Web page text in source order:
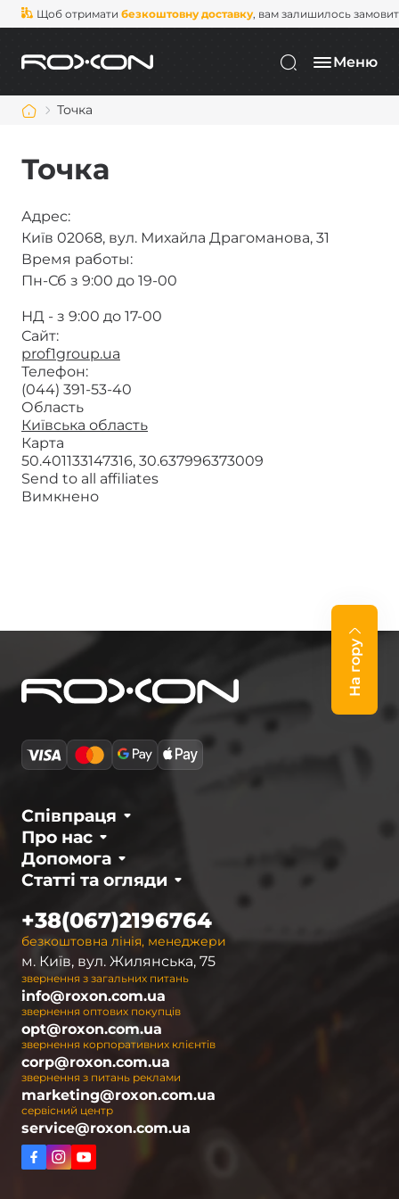
Щоб отримати безкоштовну доставку, вам залишилось
Меню
Точка
Точка
Адрес:
Київ 02068, вул. Михайла Драгоманова, 31
Время работы:
Пн-Сб з 9:00 до 19-00
НД - з 9:00 до 17-00
Сайт:
prof1group.ua
Телефон:
(044) 391-53-40
Область
Київська область
Карта
50.401133147316, 30.637996373009
Send to all affiliates
Вимкнено
На гору
Про нас
Співпраця
Статті та огляди
Допомога
безкоштовна лінія, менеджери
+38(067)2196764
м. Київ, вул. Жилянська, 75
звернення з загальних питань
info@roxon.com.ua
звернення оптових покупців
opt@roxon.com.ua
звернення корпоративних клієнтів
corp@roxon.com.ua
звернення з питань реклами
marketing@roxon.com.ua
сервісний центр
service@roxon.com.ua